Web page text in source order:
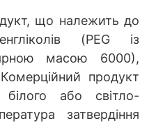
що належить до
(PEG із
масою 6000),
продукт
або світло-
затвердіння